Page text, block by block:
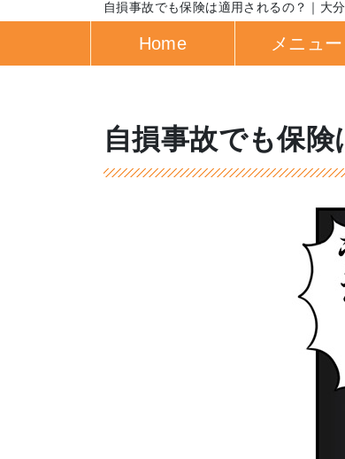
自損事故でも保険は適用されるの？｜大
Home メニュー
自損事故でも保